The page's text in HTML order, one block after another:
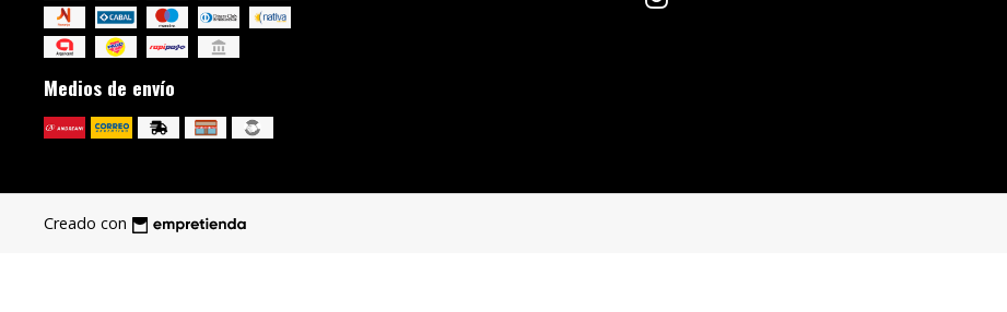
Medios de envío
Creado con